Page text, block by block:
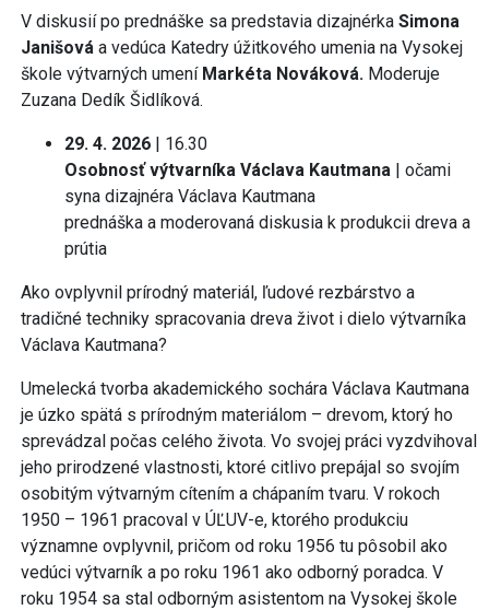
V diskusií po prednáške sa predstavia dizajnérka Simona
Janišová a vedúca Katedry úžitkového umenia na Vysokej
škole výtvarných umení Markéta Nováková. Moderuje
Zuzana Dedík Šidlíková.
29. 4. 2026 | 16.30
Osobnosť výtvarníka Václava Kautmana | očami
syna dizajnéra Václava Kautmana
prednáška a moderovaná diskusia k produkcii dreva a
prútia
Ako ovplyvnil prírodný materiál, ľudové rezbárstvo a
tradičné techniky spracovania dreva život i dielo výtvarníka
Václava Kautmana?
Umelecká tvorba akademického sochára Václava Kautmana
je úzko spätá s prírodným materiálom – drevom, ktorý ho
sprevádzal počas celého života. Vo svojej práci vyzdvihoval
jeho prirodzené vlastnosti, ktoré citlivo prepájal so svojím
osobitým výtvarným cítením a chápaním tvaru. V rokoch
1950 – 1961 pracoval v ÚĽUV-e, ktorého produkciu
významne ovplyvnil, pričom od roku 1956 tu pôsobil ako
vedúci výtvarník a po roku 1961 ako odborný poradca. V
roku 1954 sa stal odborným asistentom na Vysokej škole